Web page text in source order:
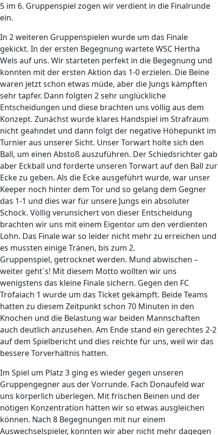
5 im 6. Gruppenspiel zogen wir verdient in die Finalrunde
ein.
In 2 weiteren Gruppenspielen wurde um das Finale
gekickt. In der ersten Begegnung wartete WSC Hertha
Wels auf uns. Wir starteten perfekt in die Begegnung und
konnten mit der ersten Aktion das 1-0 erzielen. Die Beine
waren jetzt schon etwas müde, aber die Jungs kämpften
sehr tapfer. Dann folgten 2 sehr unglückliche
Entscheidungen und diese brachten uns völlig aus dem
Konzept. Zunächst wurde klares Handspiel im Strafraum
nicht geahndet und dann folgt der negative Höhepunkt im
Turnier aus unserer Sicht. Unser Torwart holte sich den
Ball, um einen Abstoß auszuführen. Der Schiedsrichter gab
aber Eckball und forderte unseren Torwart auf den Ball zur
Ecke zu geben. Als die Ecke ausgeführt wurde, war unser
Keeper noch hinter dem Tor und so gelang dem Gegner
das 1-1 und dies war für unsere Jungs ein absoluter
Schock. Völlig verunsichert von dieser Entscheidung
brachten wir uns mit einem Eigentor um den verdienten
Lohn. Das Finale war so leider nicht mehr zu erreichen und
es mussten einige Tränen, bis zum 2.
Gruppenspiel, getrocknet werden. Mund abwischen –
weiter geht´s! Mit diesem Motto wollten wir uns
wenigstens das kleine Finale sichern. Gegen den FC
Trofaiach 1 wurde um das Ticket gekämpft. Beide Teams
hatten zu diesem Zeitpunkt schon 70 Minuten in den
Knochen und die Belastung war beiden Mannschaften
auch deutlich anzusehen. Am Ende stand ein gerechtes 2-2
auf dem Spielbericht und dies reichte für uns, weil wir das
bessere Torverhältnis hatten.
Im Spiel um Platz 3 ging es wieder gegen unseren
Gruppengegner aus der Vorrunde. Fach Donaufeld war
uns körperlich überlegen. Mit frischen Beinen und der
nötigen Konzentration hätten wir so etwas ausgleichen
können. Nach 8 Begegnungen mit nur einem
Auswechselspieler, konnten wir aber nicht mehr dagegen